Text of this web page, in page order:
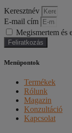
Keresztnév
E-mail cím
Megismertem és
Feliratkozás
Menüpontok
Termékek
Rólunk
Magazin
Konzultáció
Kapcsolat